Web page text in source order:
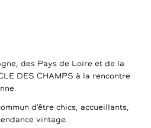
des Pays de Loire et de la
DES CHAMPS à la rencontre
d’être chics, accueillants,
vintage.